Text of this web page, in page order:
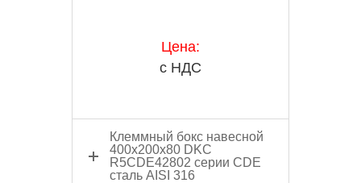
Цена:
с НДС
Клеммный бокс навесной
400x200x80 DKC
R5CDE42802 серии CDE
сталь AISI 316